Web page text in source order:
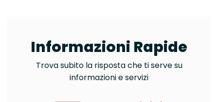
Informazioni Rapide
Trova subito la risposta che ti serve su
informazioni e servizi